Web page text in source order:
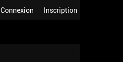
Inscription
Connexion